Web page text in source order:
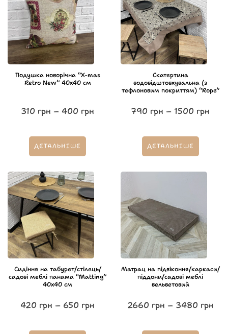
Подушка новорічна “X-mas
Retro New” 40х40 см
310 грн – 400 грн
ДЕТАЛЬНІШЕ
Скатертина
водовідштовхувальна (з
тефлоновим покриттям) “Rope”
790 грн – 1500 грн
ДЕТАЛЬНІШЕ
Сидіння на табурет/стілець/
садові меблі панама “Matting”
40х40 см
420 грн – 650 грн
Матрац на підвіконня/каркаси/
піддони/садові меблі
вельветовий
2660 грн – 3480 грн